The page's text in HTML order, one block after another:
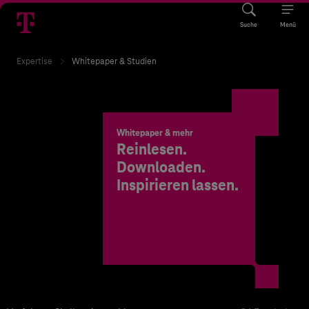
Suche Menü
Expertise Whitepaper & Studien
Whitepaper & mehr
Reinlesen.
Downloaden.
Inspirieren lassen.